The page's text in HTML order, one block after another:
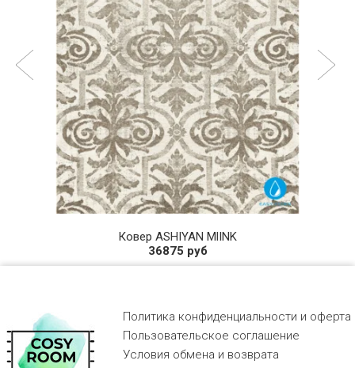
Ковер ASHIYAN MlINK
36875 руб
Политика конфиденциальности и оферта
Пользовательское соглашение
Условия обмена и возврата